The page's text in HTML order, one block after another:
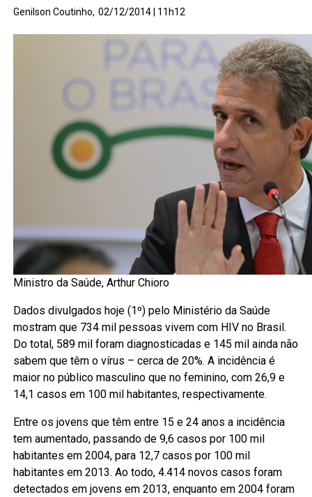
Genilson Coutinho, 02/12/2014 | 11h12
Ministro da Saúde, Arthur Chioro
Dados divulgados hoje (1º) pelo Ministério da Saúde
mostram que 734 mil pessoas vivem com HIV no Brasil.
Do total, 589 mil foram diagnosticadas e 145 mil ainda não
sabem que têm o vírus – cerca de 20%. A incidência é
maior no público masculino que no feminino, com 26,9 e
14,1 casos em 100 mil habitantes, respectivamente.
Entre os jovens que têm entre 15 e 24 anos a incidência
tem aumentado, passando de 9,6 casos por 100 mil
habitantes em 2004, para 12,7 casos por 100 mil
habitantes em 2013. Ao todo, 4.414 novos casos foram
detectados em jovens em 2013, enquanto em 2004 foram